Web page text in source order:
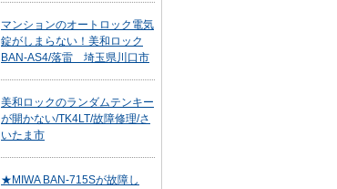
マンションのオートロック電気
錠がしまらない！美和ロック
BAN-AS4/落雷 埼玉県川口市
美和ロックのランダムテンキー
が開かない/TK4LT/故障修理/さ
いたま市
★MIWA BAN-715Sが故障し